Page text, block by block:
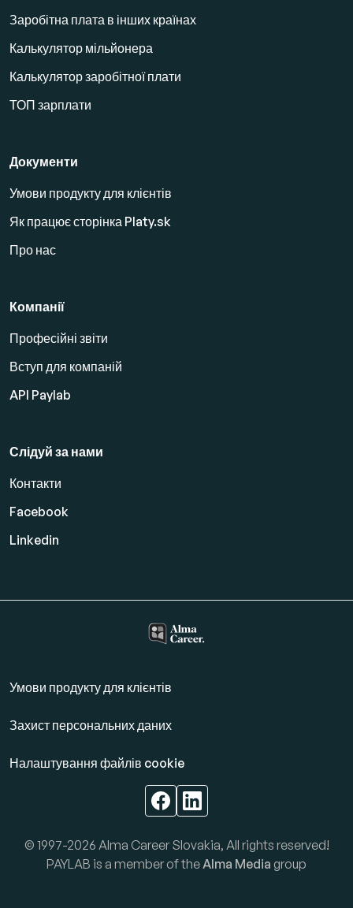
Заробітна плата в інших країнах
Калькулятор мільйонера
Калькулятор заробітної плати
ТОП зарплати
Документи
Умови продукту для клієнтів
Як працює сторінка Platy.sk
Про нас
Компанії
Професійні звіти
Вступ для компаній
API Paylab
Слідуй за нами
Контакти
Facebook
Linkedin
Умови продукту для клієнтів
Захист персональних даних
Налаштування файлів cookie
© 1997-2026 Alma Career Slovakia, All rights reserved!
PAYLAB is a member of the Alma Media group